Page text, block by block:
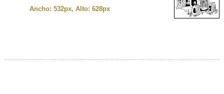
Ancho: 532px, Alto: 628px